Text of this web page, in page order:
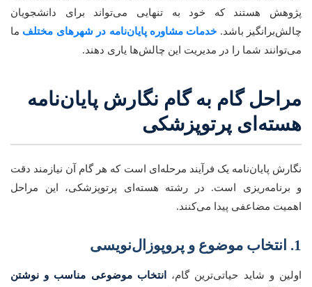
پژوهش هستند که خود به تنهایی می‌تواند برای دانشجویان
چالش‌برانگیز باشد. خدمات مشاوره پایان‌نامه در شهرهای مختلف ما
می‌توانند شما را در مدیریت این چالش‌ها یاری دهند.
مراحل گام به گام نگارش پایان‌نامه
هسته‌ای پرتوپزشکی
نگارش پایان‌نامه یک فرآیند مرحله‌ای است که هر گام آن نیازمند دقت
و برنامه‌ریزی است. در رشته هسته‌ای پرتوپزشکی، این مراحل
اهمیت مضاعفی پیدا می‌کنند.
1. انتخاب موضوع و پروپوزال‌نویسی
اولین و شاید حیاتی‌ترین گام،
انتخاب موضوعی مناسب و نوشتن